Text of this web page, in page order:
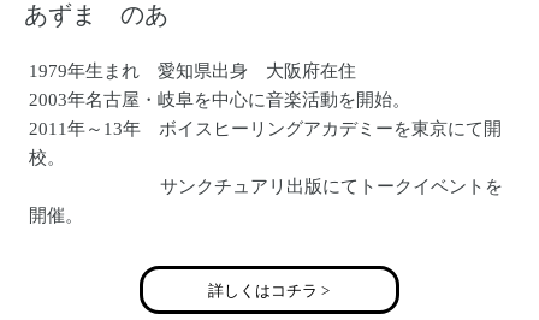
あずま のあ
1979年生まれ 愛知県出身 大阪府在住
2003年名古屋・岐阜を中心に音楽活動を開始。
2011年～13年 ボイスヒーリングアカデミーを東京にて開
校。
サンクチュアリ出版にてトークイベントを
開催。
2018年 ボイスセラピストとして活動を再開
現在はカラオケパーティーを毎月開催中。
詳しくはコチラ >